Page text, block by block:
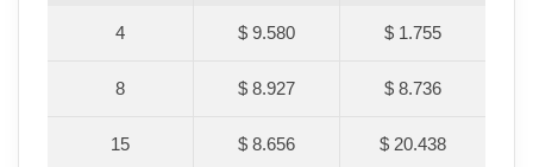
4 $ 9.580 $ 1.755
8 $ 8.927 $ 8.736
15 $ 8.656 $ 20.438